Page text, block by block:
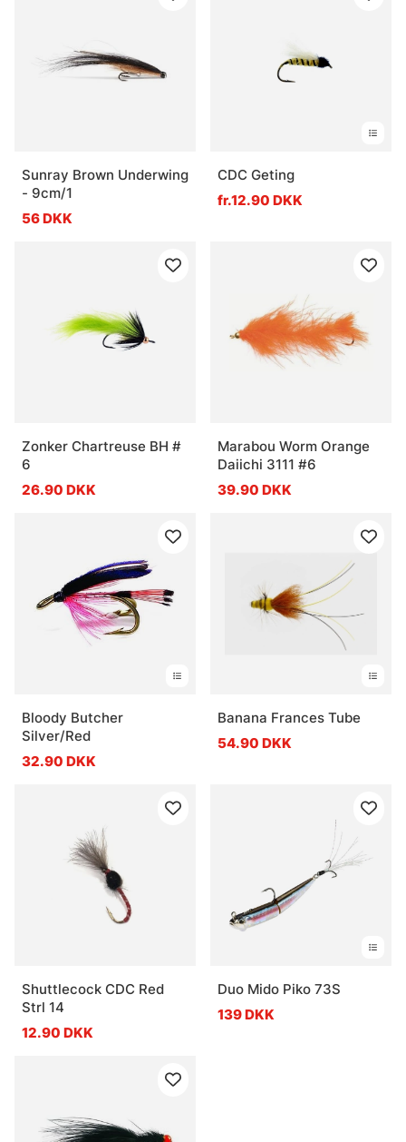
Sunray Brown Underwing
- 9cm/1
56 DKK
CDC Geting
fr.12.90 DKK
Zonker Chartreuse BH #
6
26.90 DKK
Marabou Worm Orange
Daiichi 3111 #6
39.90 DKK
Bloody Butcher
Silver/Red
32.90 DKK
Banana Frances Tube
54.90 DKK
Shuttlecock CDC Red
Strl 14
12.90 DKK
Duo Mido Piko 73S
139 DKK